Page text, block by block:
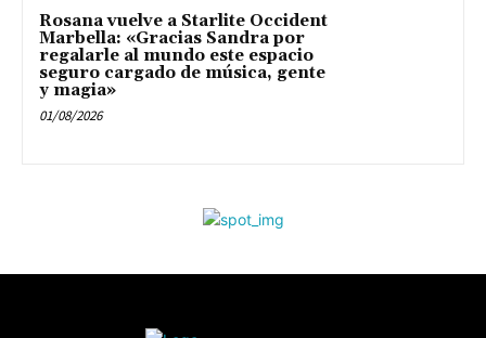
Rosana vuelve a Starlite Occident
Marbella: «Gracias Sandra por
regalarle al mundo este espacio
seguro cargado de música, gente
y magia»
01/08/2026